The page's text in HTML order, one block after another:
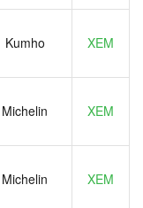
Kumho XEM
Michelin XEM
Michelin XEM